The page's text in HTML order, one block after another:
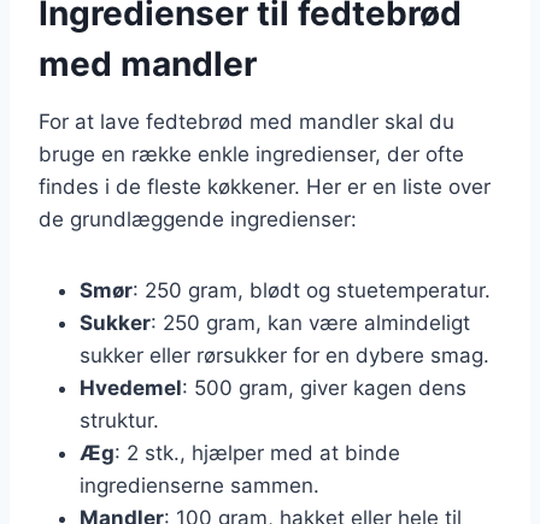
Ingredienser til fedtebrød
med mandler
For at lave fedtebrød med mandler skal du
bruge en række enkle ingredienser, der ofte
findes i de fleste køkkener. Her er en liste over
de grundlæggende ingredienser:
Smør: 250 gram, blødt og stuetemperatur.
Sukker: 250 gram, kan være almindeligt
sukker eller rørsukker for en dybere smag.
Hvedemel: 500 gram, giver kagen dens
struktur.
Æg: 2 stk., hjælper med at binde
ingredienserne sammen.
Mandler: 100 gram, hakket eller hele til